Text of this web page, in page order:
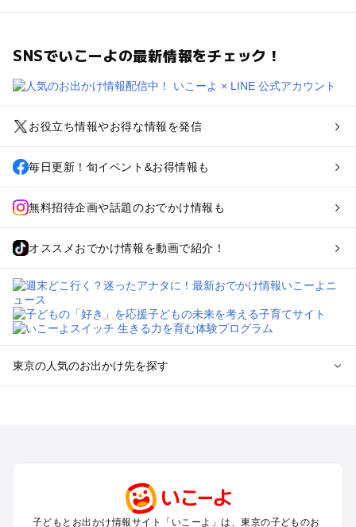
SNSでいこーよの最新情報をチェック！
お役立ち情報やお得な情報を発信
毎日更新！旬イベント&お得情報も
無料招待企画や話題のおでかけ情報も
オススメおでかけ情報を動画で紹介！
東京の人気のお出かけ先を探す
町田・相模原・愛川・上野原のプールお出かけ
渋谷・原宿・恵比寿・中目黒・自由が丘のプールお出かけ
子どもとお出かけ情報サイト「いこーよ」は、東京の子どものお